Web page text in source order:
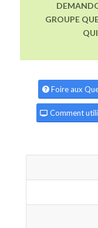
GROUPE
Foire aux
Comment